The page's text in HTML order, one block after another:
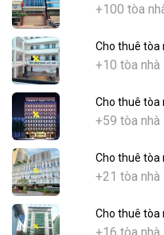
+100 tòa
Cho thuê tòa
+10 tòa nhà
Cho thuê tòa
+59 tòa nhà
Cho thuê tòa
+21 tòa nhà
Cho thuê tòa